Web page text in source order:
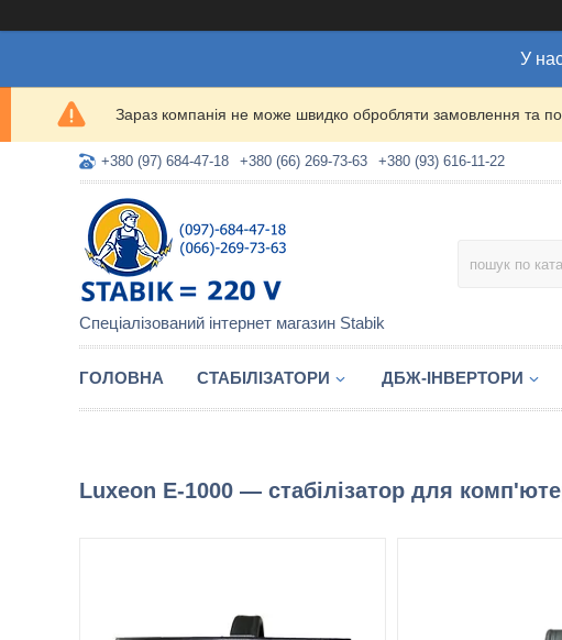
У
Зараз компанія не може швидко обробляти замовлення та
+380 (97) 684-47-18 +380 (66) 269-73-63 +380 (93) 616-11-22
Спеціалізований інтернет магазин Stabik
ГОЛОВНА СТАБІЛІЗАТОРИ ДБЖ-ІНВЕРТОРИ
Luxeon E-1000 — стабілізатор для